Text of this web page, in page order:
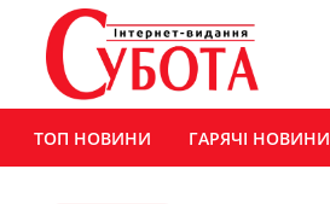
ТОП НОВИНИ ГАРЯЧІ НОВИНИ